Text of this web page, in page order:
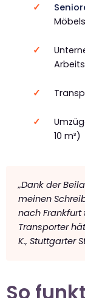
10 m³)
„Dank der
meinen
nach
Transporter
K., Stuttgarter
So